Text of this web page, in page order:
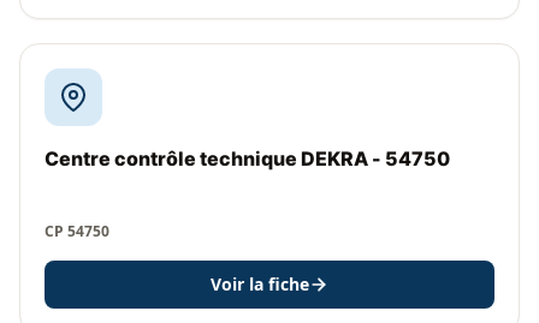
Centre contrôle technique DEKRA - 54750
CP 54750
Voir la fiche